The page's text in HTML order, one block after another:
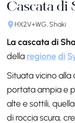
Cascata di
HX2V+WG, Shaki
La cascata di
della regionedi
Situata vicino alla
portata ampia e
alte e sottili,
di roccia scura,